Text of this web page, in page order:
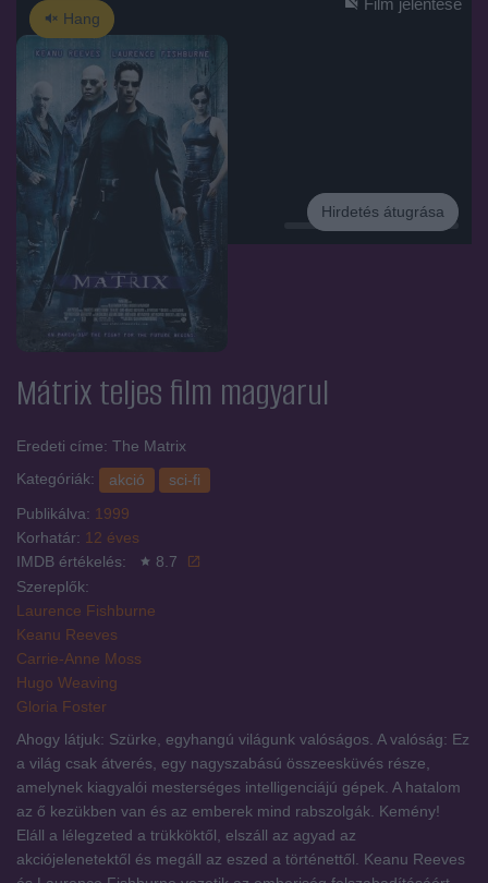
Hang
Hirdetés
Hirdetés átugrása
Film jelentése
Mátrixteljes film magyarul
Eredeti címe: The Matrix
Kategóriák:
akció
sci-fi
Publikálva: 1999
Korhatár: 12 éves
IMDB értékelés:
8.7
Szereplők:
Laurence Fishburne
Keanu Reeves
Carrie-Anne Moss
Hugo Weaving
Gloria Foster
Ahogy látjuk: Szürke, egyhangú világunk valóságos. A valóság: Ez
a világ csak átverés, egy nagyszabású összeesküvés része,
amelynek kiagyalói mesterséges intelligenciájú gépek. A hatalom
az ő kezükben van és az emberek mind rabszolgák. Kemény!
Eláll a lélegzeted a trükköktől, elszáll az agyad az
akciójelenetektől és megáll az eszed a történettől. Keanu Reeves